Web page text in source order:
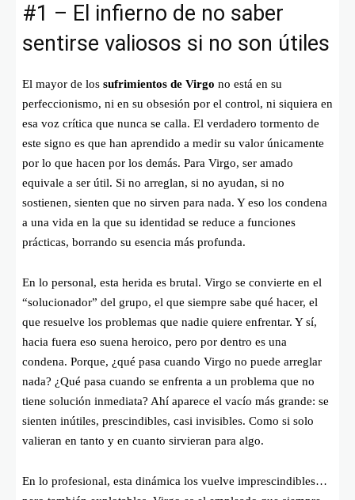
#1 – El infierno de no saber
sentirse valiosos si no son útiles
El mayor de los sufrimientos de Virgo no está en su
perfeccionismo, ni en su obsesión por el control, ni siquiera en
esa voz crítica que nunca se calla. El verdadero tormento de
este signo es que han aprendido a medir su valor únicamente
por lo que hacen por los demás. Para Virgo, ser amado
equivale a ser útil. Si no arreglan, si no ayudan, si no
sostienen, sienten que no sirven para nada. Y eso los condena
a una vida en la que su identidad se reduce a funciones
prácticas, borrando su esencia más profunda.
En lo personal, esta herida es brutal. Virgo se convierte en el
“solucionador” del grupo, el que siempre sabe qué hacer, el
que resuelve los problemas que nadie quiere enfrentar. Y sí,
hacia fuera eso suena heroico, pero por dentro es una
condena. Porque, ¿qué pasa cuando Virgo no puede arreglar
nada? ¿Qué pasa cuando se enfrenta a un problema que no
tiene solución inmediata? Ahí aparece el vacío más grande: se
sienten inútiles, prescindibles, casi invisibles. Como si solo
valieran en tanto y en cuanto sirvieran para algo.
En lo profesional, esta dinámica los vuelve imprescindibles…